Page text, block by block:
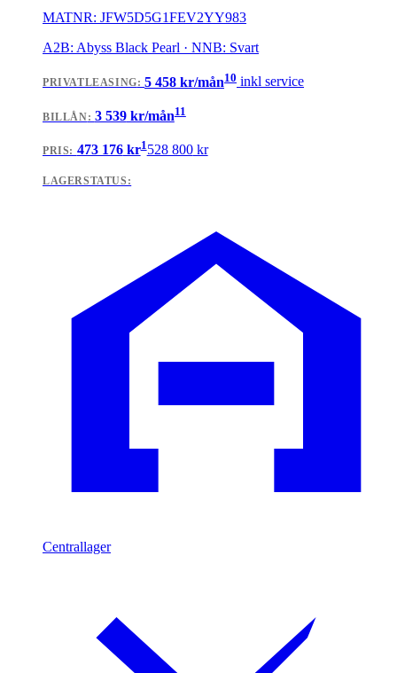
MATNR: JFW5D5G1FEV2YY983
A2B: Abyss Black Pearl · NNB: Svart
PRIVATLEASING:5 458 kr/mån10 inkl service
BILLÅN: 3 539kr/mån11
PRIS: 473 176kr1528 800kr
LAGERSTATUS:
Centrallager